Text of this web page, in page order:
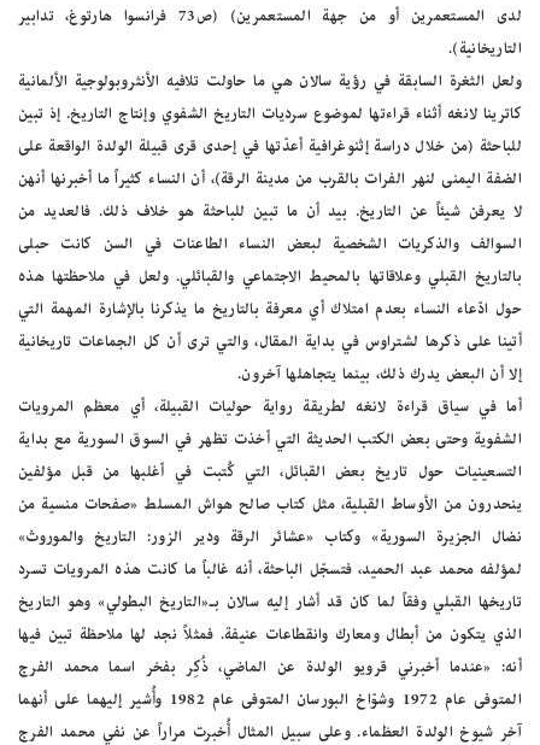
لدى المستعمرين أو من جهة المستعمرين) (ص73 فرانسوا هارتوغ، تدابير
التاريخانية).
ولعل الثغرة السابقة في رؤية سالان هي ما حاولت تلافيه الأنثروبولوجية الألمانية
كاترينا لانغه أثناء قراءتها لموضوع سرديات التاريخ الشفوي وإنتاج التاريخ. إذ تبين
للباحثة (من خلال دراسة إثنوغرافية أعدّتها في إحدى قرى قبيلة الولدة الواقعة على
الضفة اليمنى لنهر الفرات بالقرب من مدينة الرقة)، أن النساء كثيراً ما أخبرنها أنهن
لا يعرفن شيئاً عن التاريخ. بيد أن ما تبين للباحثة هو خلاف ذلك. فالعديد من
السوالف والذكريات الشخصية لبعض النساء الطاعنات في السن كانت حبلى
بالتاريخ القبلي وعلاقاتها بالمحيط الاجتماعي والقبائلي. ولعل في ملاحظتها هذه
حول ادّعاء النساء بعدم امتلاك أي معرفة بالتاريخ ما يذكرنا بالإشارة المهمة التي
أتينا على ذكرها لشتراوس في بداية المقال، والتي ترى أن كل الجماعات تاريخانية
إلا أن البعض يدرك ذلك، بينما يتجاهلها آخرون.
أما في سياق قراءة لانغه لطريقة رواية حوليات القبيلة، أي معظم المرويات
الشفوية وحتى بعض الكتب الحديثة التي أخذت تظهر في السوق السورية مع بداية
التسعينيات حول تاريخ بعض القبائل، التي كُتبت في أغلبها من قبل مؤلفين
ينحدرون من الأوساط القبلية، مثل كتاب صالح هواش المسلط «صفحات منسية من
نضال الجزيرة السورية» وكتاب «عشائر الرقة ودير الزور: التاريخ والموروث»
لمؤلفه محمد عبد الحميد، فتسجّل الباحثة، أنه غالباً ما كانت هذه المرويات تسرد
تاريخها القبلي وفقاً لما كان قد أشار إليه سالان بـ«التاريخ البطولي» وهو التاريخ
الذي يتكون من أبطال ومعارك وانقطاعات عنيفة. فمثلاً نجد لها ملاحظة تبين فيها
أنه: «عندما أخبرني قرويو الولدة عن الماضي، ذُكِر بفخر اسما محمد الفرج
المتوفى عام 1972 وشوّاخ البورسان المتوفى عام 1982 وأُشير إليهما على أنهما
آخر شيوخ الولدة العظماء. وعلى سبيل المثال أُخبرت مراراً عن نفي محمد الفرج